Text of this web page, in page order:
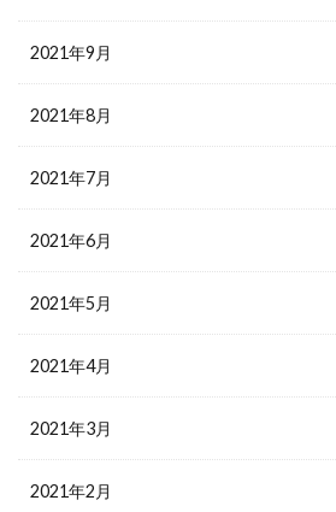
2021年9月
2021年8月
2021年7月
2021年6月
2021年5月
2021年4月
2021年3月
2021年2月